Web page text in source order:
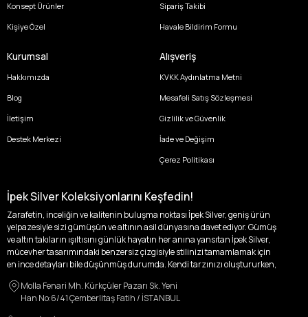
Konsept Ürünler
Kişiye Özel
Sipariş Takibi
Havale Bildirim Formu
Kurumsal
Hakkımızda
Blog
İletişim
Destek Merkezi
Alışveriş
KVKK Aydınlatma Metni
Mesafeli Satış Sözleşmesi
Gizlilik ve Güvenlik
İade ve Değişim
Çerez Politikası
İpek Silver Koleksiyonlarını Keşfedin!
Zarafetin, inceliğin ve kalitenin buluşma noktası İpek Silver, geniş ürün
yelpazesiyle sizi gümüşün ve altının asil dünyasına davet ediyor. Gümüş
ve altın takıların ışıltısını günlük hayatın her anına yansıtan İpek Silver,
mücevher tasarımındaki benzersiz çizgisiyle stilinizi tamamlamak için
en ince detayları bile düşünmüş durumda. Kendi tarzınızı oluştururken,
özgünlüğünüzü ön plana çıkaracak tasarımlarımızla tanışın.
İpek Silver’da her bir parça, sizin benzersiz hikayenizi anlatıyor. İster
Molla Fenari Mh. Kürkçüler Pazarı Sk. Yeni
Han No:6/41 Çemberlitaş Fatih / İSTANBUL